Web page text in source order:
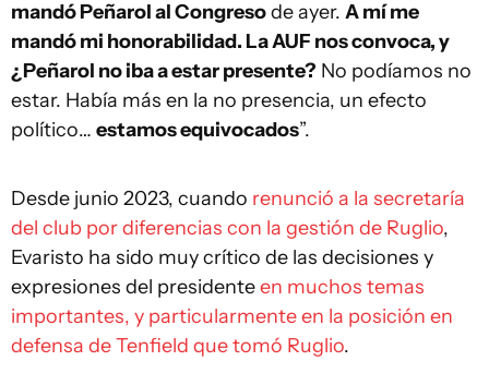
mandó Peñarol al Congresode ayer. A mí me
mandó mi honorabilidad. La AUF nos convoca, y
¿Peñarol no iba a estar presente? No podíamos no
estar. Había más en la no presencia, un efecto
político… estamos equivocados”.
Desde junio 2023, cuando renunció a la secretaría
del club por diferencias con la gestión de Ruglio,
Evaristo ha sido muy crítico de las decisiones y
expresiones del presidenteen muchos temas
importantes, y particularmente en la posición en
defensa de Tenfield que tomó Ruglio.